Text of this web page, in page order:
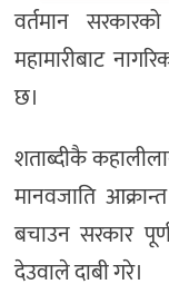
वर्तमान
महामारीबाट
छ।
शताब्दीकै
मानवजाति
बचाउन सरकार
देउवाले दाबी गरे।